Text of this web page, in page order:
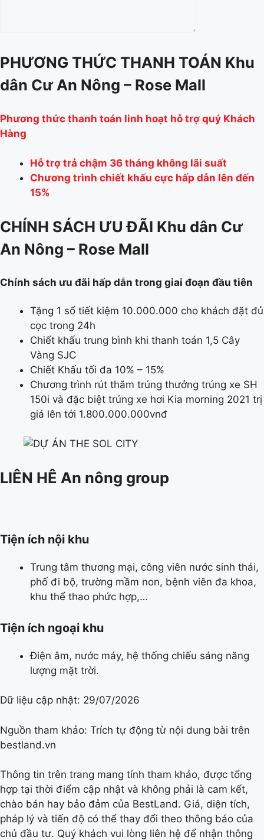
PHƯƠNG THỨC THANH TOÁN Khu
dân Cư An Nông – Rose Mall
Phương thức thanh toán linh hoạt hỗ trợ quý Khách
Hàng
Hỗ trợ trả chậm 36 tháng không lãi suất
Chương trình chiết khấu cực hấp dẫn lên đến
15%
CHÍNH SÁCH ƯU ĐÃI Khu dân Cư
An Nông – Rose Mall
Chính sách ưu đãi hấp dẫn trong giai đoạn đầu tiên
Tặng 1 sổ tiết kiệm 10.000.000 cho khách đặt đủ
cọc trong 24h
Chiết khấu trung bình khi thanh toán 1,5 Cây
Vàng SJC
Chiết Khấu tối đa 10% – 15%
Chương trình rút thăm trúng thưởng trúng xe SH
150i và đặc biệt trúng xe hơi Kia morning 2021 trị
giá lên tới 1.800.000.000vnđ
LIÊN HÊ An nông group
Tiện ích nội khu
Trung tâm thương mại, công viên nước sinh thái,
phố đi bộ, trường mầm non, bệnh viên đa khoa,
khu thể thao phức hợp,…
Tiện ích ngoại khu
Điện âm, nước máy, hệ thống chiếu sáng năng
lượng mặt trời.
Dữ liệu cập nhật: 29/07/2026
Nguồn tham khảo: Trích tự động từ nội dung bài trên
bestland.vn
Thông tin trên trang mang tính tham khảo, được tổng
hợp tại thời điểm cập nhật và không phải là cam kết,
chào bán hay bảo đảm của BestLand. Giá, diện tích,
pháp lý và tiến độ có thể thay đổi theo thông báo của
chủ đầu tư. Quý khách vui lòng liên hệ để nhận thông